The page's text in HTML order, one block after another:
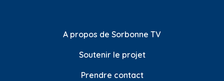
A propos de Sorbonne TV
Soutenir le projet
Prendre contact